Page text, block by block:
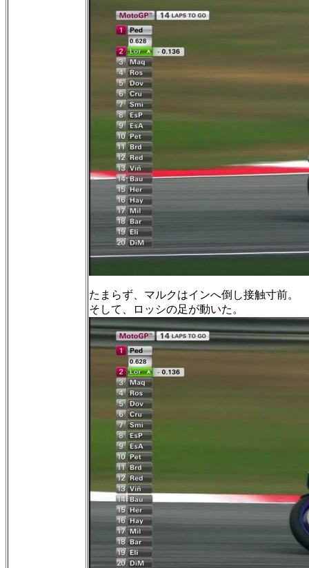
たまらず、マルクはインへ倒し接触寸前。
そして、ロッシの足が動いた。